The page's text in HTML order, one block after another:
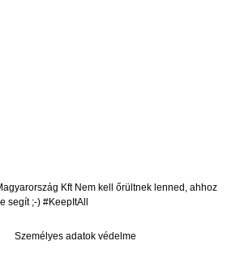
Kft Nem kell őrültnek lenned, ahhoz
segít ;-) #KeepItAll
Személyes adatok védelme